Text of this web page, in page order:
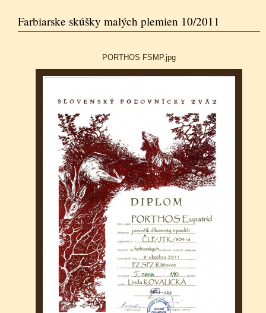
Farbiarske skúšky malých plemien 10/2011
PORTHOS FSMP.jpg